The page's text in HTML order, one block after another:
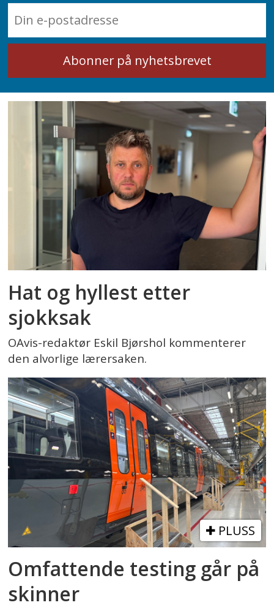
Hat og hyllest etter
sjokksak
OAvis-redaktør Eskil Bjørshol kommenterer
den alvorlige lærersaken.
PLUSS
Omfattende testing går på
skinner